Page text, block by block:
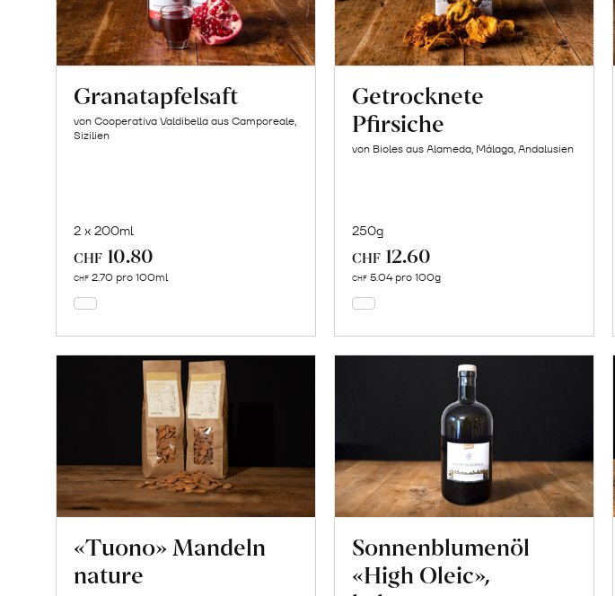
Granatapfelsaft
von Cooperativa Valdibella aus Camporeale,
Sizilien
2 x 200ml
CHF 10.80
CHF 2.70 pro 100ml
Getrocknete
Pfirsiche
von Bioles aus Alameda, Málaga, Andalusien
250g
CHF 12.60
CHF 5.04 pro 100g
«Tuono» Mandeln
nature
Sonnenblumenöl
«High Oleic»,